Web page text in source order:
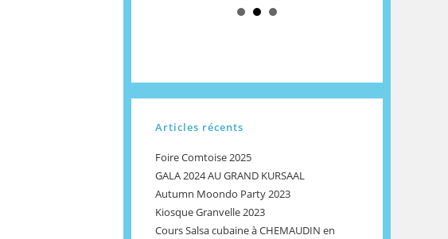
Articles récents
Foire Comtoise 2025
GALA 2024 AU GRAND KURSAAL
Autumn Moondo Party 2023
Kiosque Granvelle 2023
Cours Salsa cubaine à CHEMAUDIN en